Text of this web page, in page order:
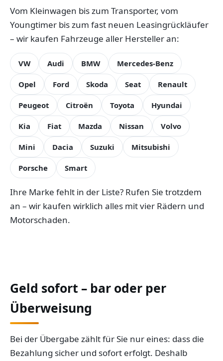
Vom Kleinwagen bis zum Transporter, vom
Youngtimer bis zum fast neuen Leasingrückläufer
– wir kaufen Fahrzeuge aller Hersteller an:
VW Audi BMW Mercedes-Benz
Opel Ford Skoda Seat Renault
Peugeot Citroën Toyota Hyundai
Kia Fiat Mazda Nissan Volvo
Mini Dacia Suzuki Mitsubishi
Porsche Smart
Ihre Marke fehlt in der Liste? Rufen Sie trotzdem
an – wir kaufen wirklich alles mit vier Rädern und
Motorschaden.
Geld sofort – bar oder per
Überweisung
Bei der Übergabe zählt für Sie nur eines: dass die
Bezahlung sicher und sofort erfolgt. Deshalb